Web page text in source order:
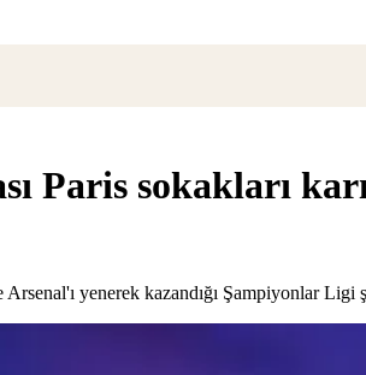
Paris sokakları
yenerek kazandığı Şampiyonlar